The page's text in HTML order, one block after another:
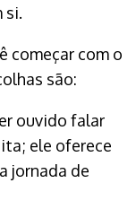
si.
começar com o
são:
ouvido falar
ele oferece
jornada de